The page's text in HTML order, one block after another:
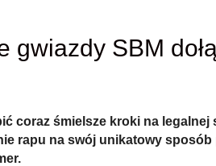
gwiazdy SBM
coraz śmielsze kroki na legalnej
rapu na swój unikatowy